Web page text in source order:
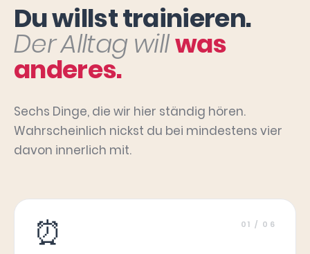
Du willst trainieren.
Der Alltag willwas
anderes.
Sechs Dinge, die wir hier ständig hören.
Wahrscheinlich nickst du bei mindestens vier
davon innerlich mit.
⏰ 01 / 06